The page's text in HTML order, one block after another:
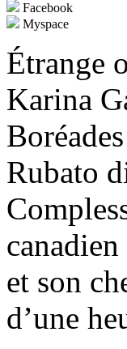
Facebook
Myspace
Étrange
Karina
Rubato
et son
d’une